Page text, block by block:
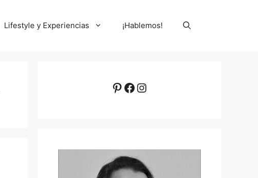
Lifestyle y Experiencias ¡Hablemos!
Pinterest
Facebook
Instagram